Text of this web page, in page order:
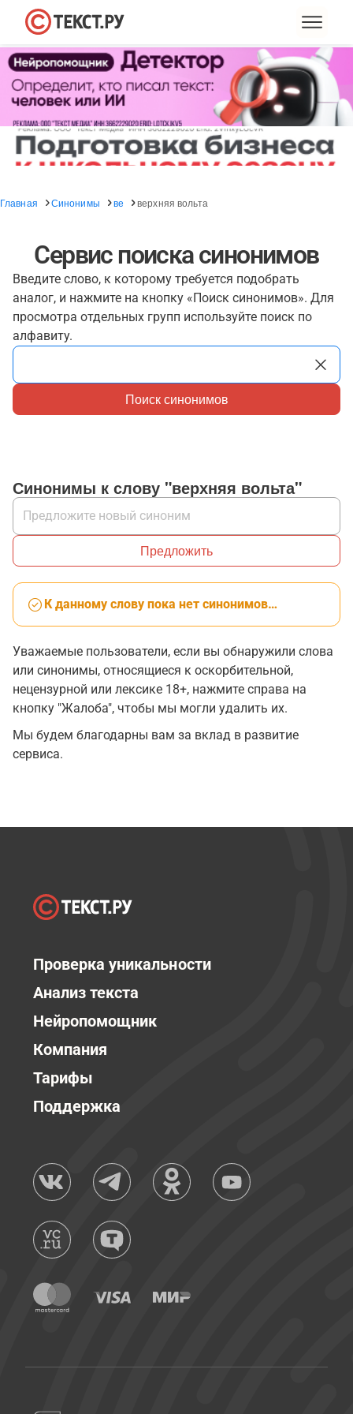
Главная Синонимы ве верхняя вольта
Сервис поиска синонимов
Введите слово, к которому требуется подобрать
аналог, и нажмите на кнопку «Поиск синонимов». Для
просмотра отдельных групп используйте поиск по
алфавиту.
Поиск синонимов
Синонимы к слову "верхняя вольта"
Предложить
К данному слову пока нет синонимов…
Уважаемые пользователи, если вы обнаружили слова
или синонимы, относящиеся к оскорбительной,
нецензурной или лексике 18+, нажмите справа на
кнопку "Жалоба", чтобы мы могли удалить их.
Мы будем благодарны вам за вклад в развитие
сервиса.
Проверка уникальности
Анализ текста
Нейропомощник
Компания
Тарифы
Поддержка